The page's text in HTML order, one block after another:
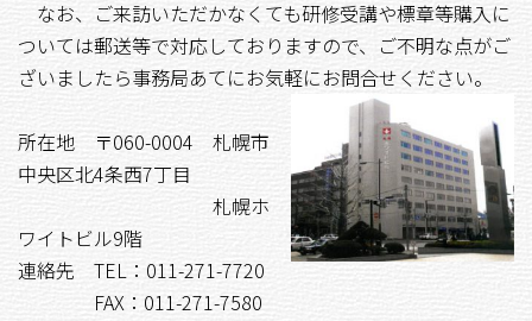
なお、ご来訪いただかなくても研修受講や標章等購入に
ついては郵送等で対応しておりますので、ご不明な点がご
ざいましたら事務局あてにお気軽にお問合せください。
所在地 〒060-0004 札幌市
中央区北4条西7丁目
札幌ホ
ワイトビル9階
連絡先 TEL：011-271-7720
FAX：011-271-7580